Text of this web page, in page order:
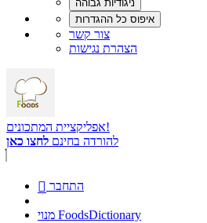
צור קשר
הצהרת נגישות
אפליקציית המתכונים!
להורדה בחינם לחצו כאן
 התחבר
מנוי FoodsDictionary